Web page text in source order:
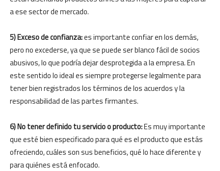
a ese sector de mercado.
5) Exceso de confianza:es importante confiar en los demás,
pero no excederse, ya que se puede ser blanco fácil de socios
abusivos, lo que podría dejar desprotegida a la empresa. En
este sentido lo ideal es siempre protegerse legalmente para
tener bien registrados los términos de los acuerdos y la
responsabilidad de las partes firmantes.
6) No tener definido tu servicio o producto:Es muy importante
que esté bien especificado para qué es el producto que estás
ofreciendo, cuáles son sus beneficios, qué lo hace diferente y
para quiénes está enfocado.